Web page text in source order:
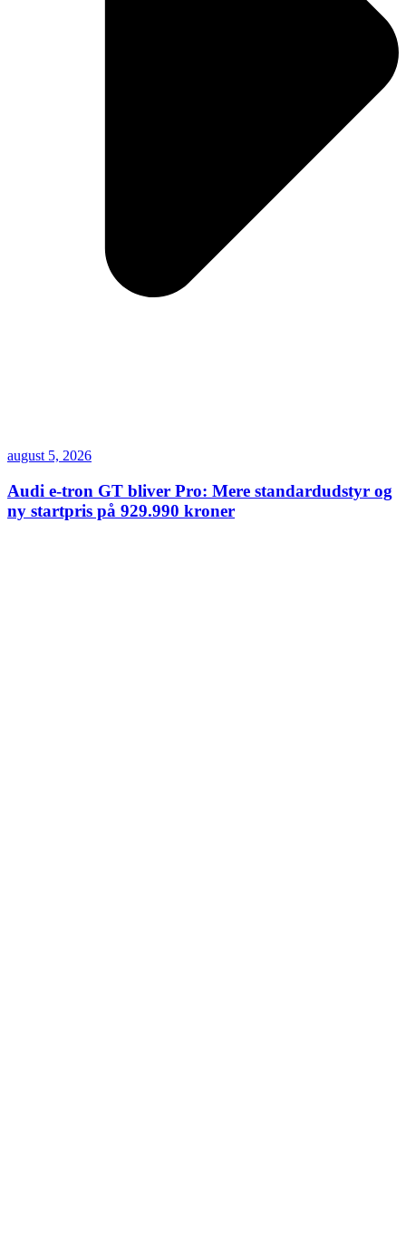
august 5, 2026
Audi e-tron GT bliver Pro: Mere standardudstyr og
ny startpris på 929.990 kroner